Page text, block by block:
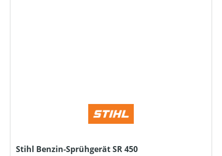
Stihl Benzin-Sprühgerät SR 450